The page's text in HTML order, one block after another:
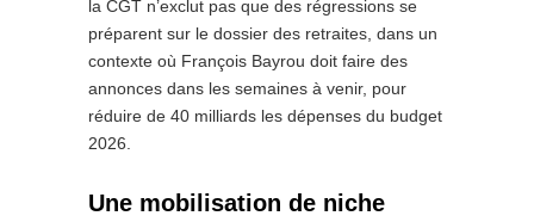
la CGT n’exclut pas que des régressions se
préparent sur le dossier des retraites, dans un
contexte où François Bayrou doit faire des
annonces dans les semaines à venir, pour
réduire de 40 milliards les dépenses du budget
2026.
Une mobilisation de niche